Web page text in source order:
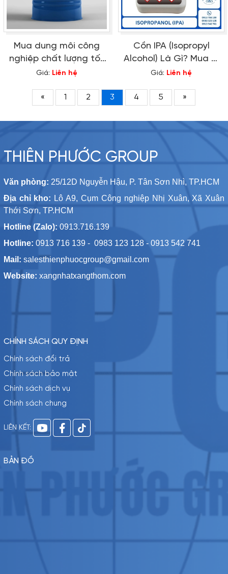
Mua dung môi công
nghiệp chất lượng tốt
với giá cả hợp lý
Giá: Liên hệ
Cồn IPA (Isopropyl
Alcohol) Là Gì? Mua Ở
Đâu Uy Tín, Giá Tốt?
Giá: Liên hệ
« 1 2 3 4 5 »
THIÊN PHƯỚC GROUP
Văn phòng: 25/12D Nguyễn Hậu, P. Tân Sơn Nhì, TP.HCM
Địa chỉ kho: Lô A9, Cụm Công nghiệp Nhị Xuân, Xã Xuân
Thới Sơn, TP.HCM
Hotline (Zalo): 0913.716.139
Hotline: 0913 716 139 - 0983 123 128 - 0913 542 741
Mail: salesthienphuocgroup@gmail.com
Website: xangnhatxangthom.com
CHÍNH SÁCH QUY ĐỊNH
Chính sách đổi trả
Chính sách bảo mật
Chính sách dịch vụ
Chính sách chung
LIÊN KẾT:
BẢN ĐỒ